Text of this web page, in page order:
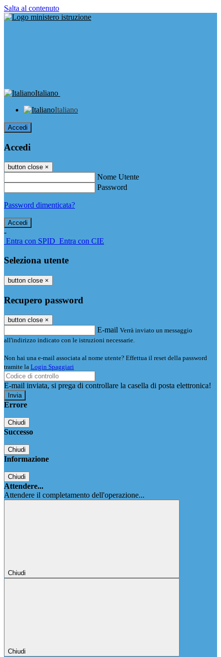
Salta al contenuto
Italiano
Italiano
Accedi
Accedi
button close ×
Nome Utente
Password
Password dimenticata?
-
Entra con SPID Entra con CIE
Seleziona utente
button close ×
Recupero password
button close ×
E-mail Verrà inviato un messaggio
all'indirizzo indicato con le istruzioni necessarie.
Non hai una e-mail associata al nome utente? Effettua il reset della password
tramite la Login Spaggiari
E-mail inviata, si prega di controllare la casella di posta elettronica!
Errore
Chiudi
Successo
Chiudi
Informazione
Chiudi
Attendere...
Attendere il completamento dell'operazione...
Chiudi
Chiudi